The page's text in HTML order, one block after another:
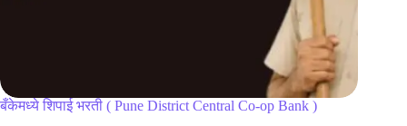
बँकेमध्ये शिपाई भरती ( Pune District Central Co-op Bank )